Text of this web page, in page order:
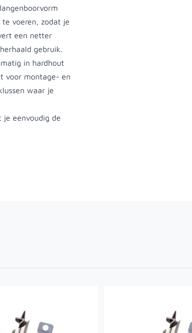
voeren, zodat je
een netter
gebruik.
in hardhout
voor montage- en
waar je
je eenvoudig de